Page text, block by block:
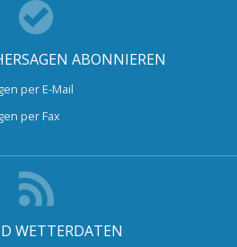
ABONNIEREN
per E-Mail
per Fax
WETTERDATEN